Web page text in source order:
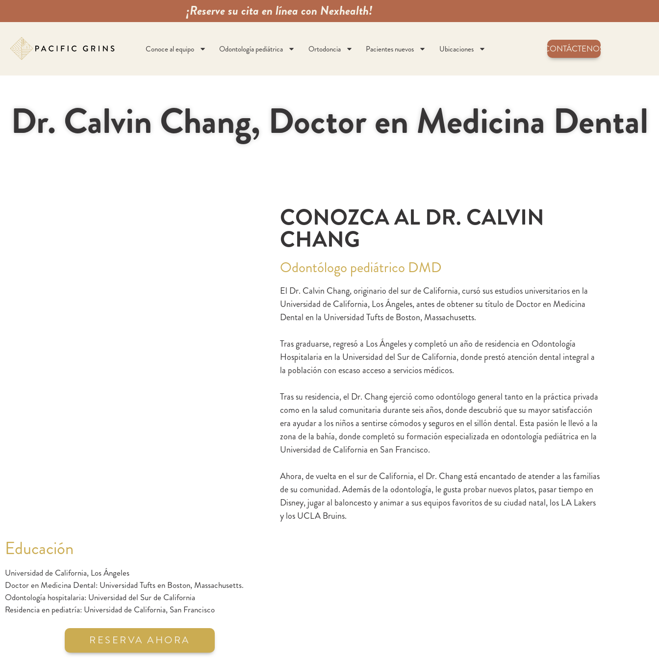
¡Reserve su cita en línea con Nexhealth!
Conoce al equipo Odontología pediátrica Ortodoncia Pacientes nuevos Ubicaciones CONTÁCTENOS
Dr. Calvin Chang, Doctor en Medicina Dental
CONOZCA AL DR. CALVIN
CHANG
Odontólogo pediátrico DMD
El Dr. Calvin Chang, originario del sur de California, cursó sus estudios universitarios en la
Universidad de California, Los Ángeles, antes de obtener su título de Doctor en Medicina
Dental en la Universidad Tufts de Boston, Massachusetts.
Tras graduarse, regresó a Los Ángeles y completó un año de residencia en Odontología
Hospitalaria en la Universidad del Sur de California, donde prestó atención dental integral a
la población con escaso acceso a servicios médicos.
Tras su residencia, el Dr. Chang ejerció como odontólogo general tanto en la práctica privada
como en la salud comunitaria durante seis años, donde descubrió que su mayor satisfacción
era ayudar a los niños a sentirse cómodos y seguros en el sillón dental. Esta pasión le llevó a la
zona de la bahía, donde completó su formación especializada en odontología pediátrica en la
Universidad de California en San Francisco.
Ahora, de vuelta en el sur de California, el Dr. Chang está encantado de atender a las familias
de su comunidad. Además de la odontología, le gusta probar nuevos platos, pasar tiempo en
Disney, jugar al baloncesto y animar a sus equipos favoritos de su ciudad natal, los LA Lakers
y los UCLA Bruins.
Educación
Universidad de California, Los Ángeles
Doctor en Medicina Dental: Universidad Tufts en Boston, Massachusetts.
Odontología hospitalaria: Universidad del Sur de California
Residencia en pediatría: Universidad de California, San Francisco
RESERVA AHORA